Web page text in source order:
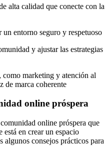
alta calidad que conecte con la
entorno seguro y respetuoso
y ajustar las estrategias
marketing y atención al
de marca coherente
online próspera
online próspera que
está en crear un espacio
consejos prácticos para